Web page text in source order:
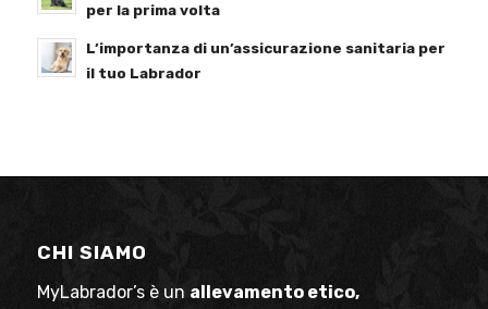
per la prima volta
L’importanza di un’assicurazione sanitaria per
il tuo Labrador
CHI SIAMO
MyLabrador’s è un allevamento etico,